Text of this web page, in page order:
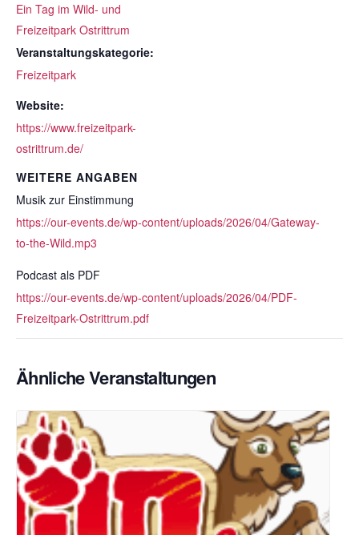
Ein Tag im Wild- und
Freizeitpark Ostrittrum
Veranstaltungskategorie:
Freizeitpark
Website:
https://www.freizeitpark-
ostrittrum.de/
WEITERE ANGABEN
Musik zur Einstimmung
https://our-events.de/wp-content/uploads/2026/04/Gateway-
to-the-Wild.mp3
Podcast als PDF
https://our-events.de/wp-content/uploads/2026/04/PDF-
Freizeitpark-Ostrittrum.pdf
Ähnliche Veranstaltungen